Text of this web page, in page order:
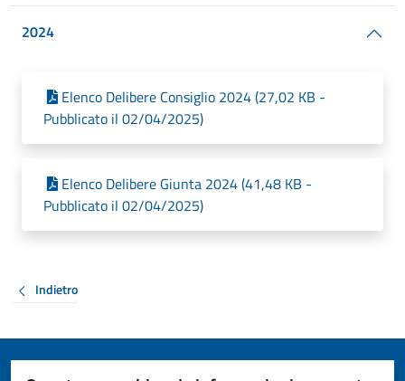
2024
Elenco Delibere Consiglio 2024 (27,02 KB -
Pubblicato il 02/04/2025)
Elenco Delibere Giunta 2024 (41,48 KB -
Pubblicato il 02/04/2025)
Indietro